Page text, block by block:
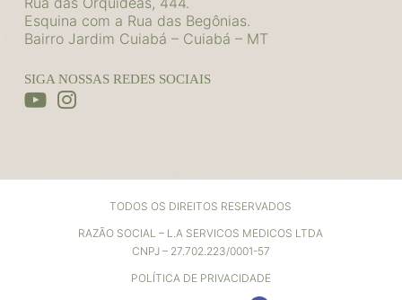
Esquina com a Rua das Begônias.
Bairro Jardim Cuiabá – Cuiabá – MT
SIGA NOSSAS REDES SOCIAIS
TODOS OS DIREITOS RESERVADOS
RAZÃO SOCIAL – L.A SERVICOS MEDICOS LTDA
CNPJ – 27.702.223/0001-57
POLÍTICA DE PRIVACIDADE